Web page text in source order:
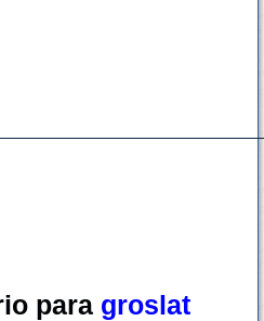
para groslat